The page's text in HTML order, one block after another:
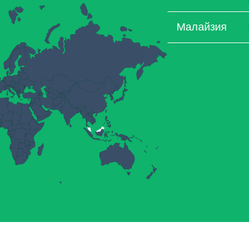
Малайзия